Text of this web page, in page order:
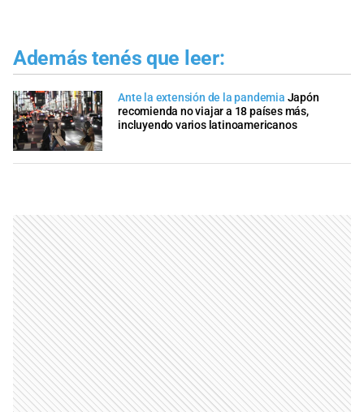
Además tenés que leer:
Ante la extensión de la pandemia Japón
recomienda no viajar a 18 países más,
incluyendo varios latinoamericanos